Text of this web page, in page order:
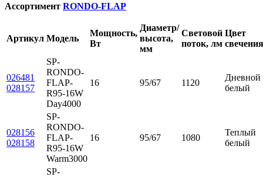
Ассортимент RONDO-FLAP
Артикул Модель
Мощность,
Вт
Диаметр/
высота,
мм
Световой
поток, лм
Цвет
свечения
026481
028157
SP-
RONDO-
FLAP-
R95-16W
Day4000
16 95/67 1120
Дневной
белый
028156
028158
SP-
RONDO-
FLAP-
R95-16W
Warm3000
16 95/67 1080
Теплый
белый
SP-